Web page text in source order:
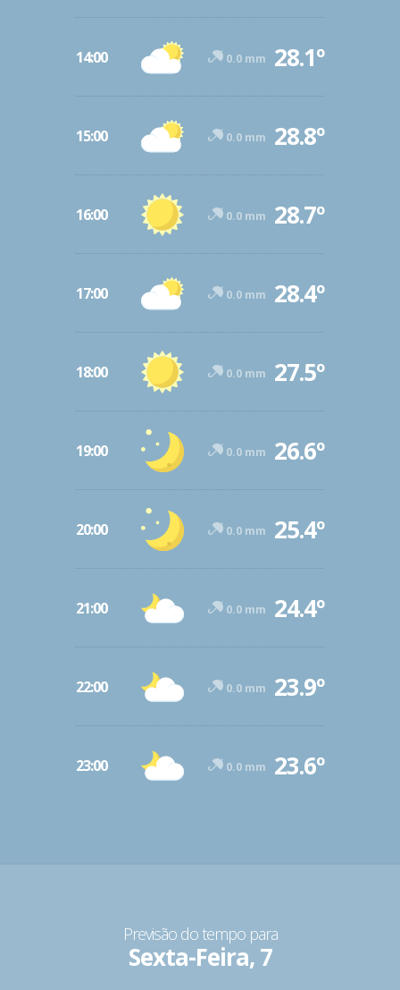
14:00 0.0 mm 28.1º
15:00 0.0 mm 28.8º
16:00 0.0 mm 28.7º
17:00 0.0 mm 28.4º
18:00 0.0 mm 27.5º
19:00 0.0 mm 26.6º
20:00 0.0 mm 25.4º
21:00 0.0 mm 24.4º
22:00 0.0 mm 23.9º
23:00 0.0 mm 23.6º
Previsão do tempo para
Sexta-Feira, 7